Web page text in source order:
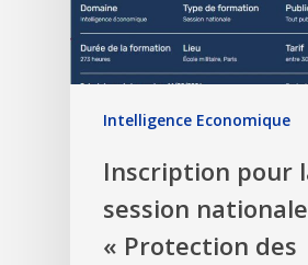
Intelligence Economique
Inscription pour
session nationale
« Protection des